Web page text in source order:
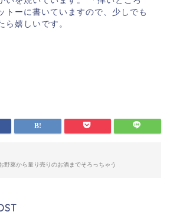
トーに書いていますので、少しでも
ら嬉しいです。
野菜から量り売りのお酒までそろっちゃう